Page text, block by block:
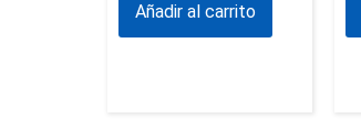
Añadir al carrito